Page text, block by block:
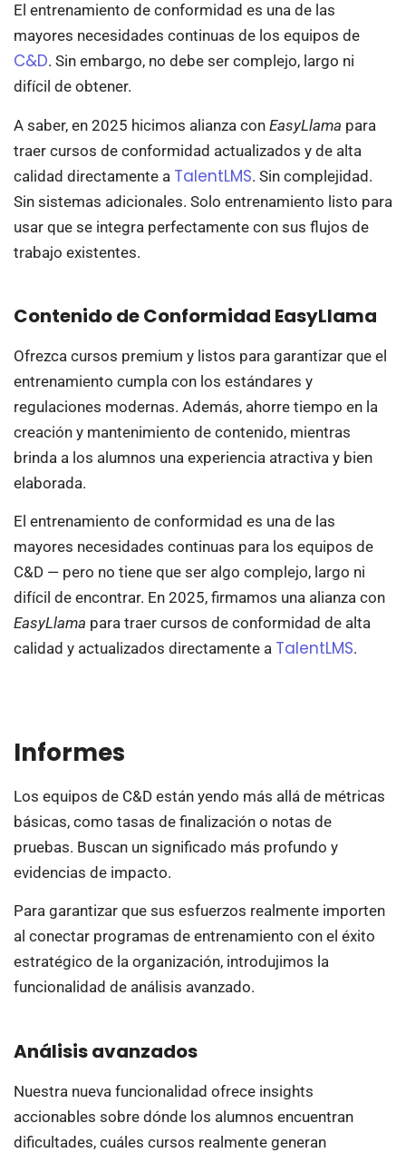
El entrenamiento de conformidad es una de las
mayores necesidades continuas de los equipos de
C&D. Sin embargo, no debe ser complejo, largo ni
difícil de obtener.
A saber, en 2025 hicimos alianza con EasyLlama para
traer cursos de conformidad actualizados y de alta
calidad directamente a TalentLMS. Sin complejidad.
Sin sistemas adicionales. Solo entrenamiento listo para
usar que se integra perfectamente con sus flujos de
trabajo existentes.
Contenido de Conformidad EasyLlama
Ofrezca cursos premium y listos para garantizar que el
entrenamiento cumpla con los estándares y
regulaciones modernas. Además, ahorre tiempo en la
creación y mantenimiento de contenido, mientras
brinda a los alumnos una experiencia atractiva y bien
elaborada.
El entrenamiento de conformidad es una de las
mayores necesidades continuas para los equipos de
C&D — pero no tiene que ser algo complejo, largo ni
difícil de encontrar. En 2025, firmamos una alianza con
EasyLlama para traer cursos de conformidad de alta
calidad y actualizados directamente a TalentLMS.
Informes
Los equipos de C&D están yendo más allá de métricas
básicas, como tasas de finalización o notas de
pruebas. Buscan un significado más profundo y
evidencias de impacto.
Para garantizar que sus esfuerzos realmente importen
al conectar programas de entrenamiento con el éxito
estratégico de la organización, introdujimos la
funcionalidad de análisis avanzado.
Análisis avanzados
Nuestra nueva funcionalidad ofrece insights
accionables sobre dónde los alumnos encuentran
dificultades, cuáles cursos realmente generan